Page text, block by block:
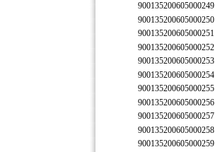
900135200605000249
900135200605000250
900135200605000251
900135200605000252
900135200605000253
900135200605000254
900135200605000255
900135200605000256
900135200605000257
900135200605000258
900135200605000259